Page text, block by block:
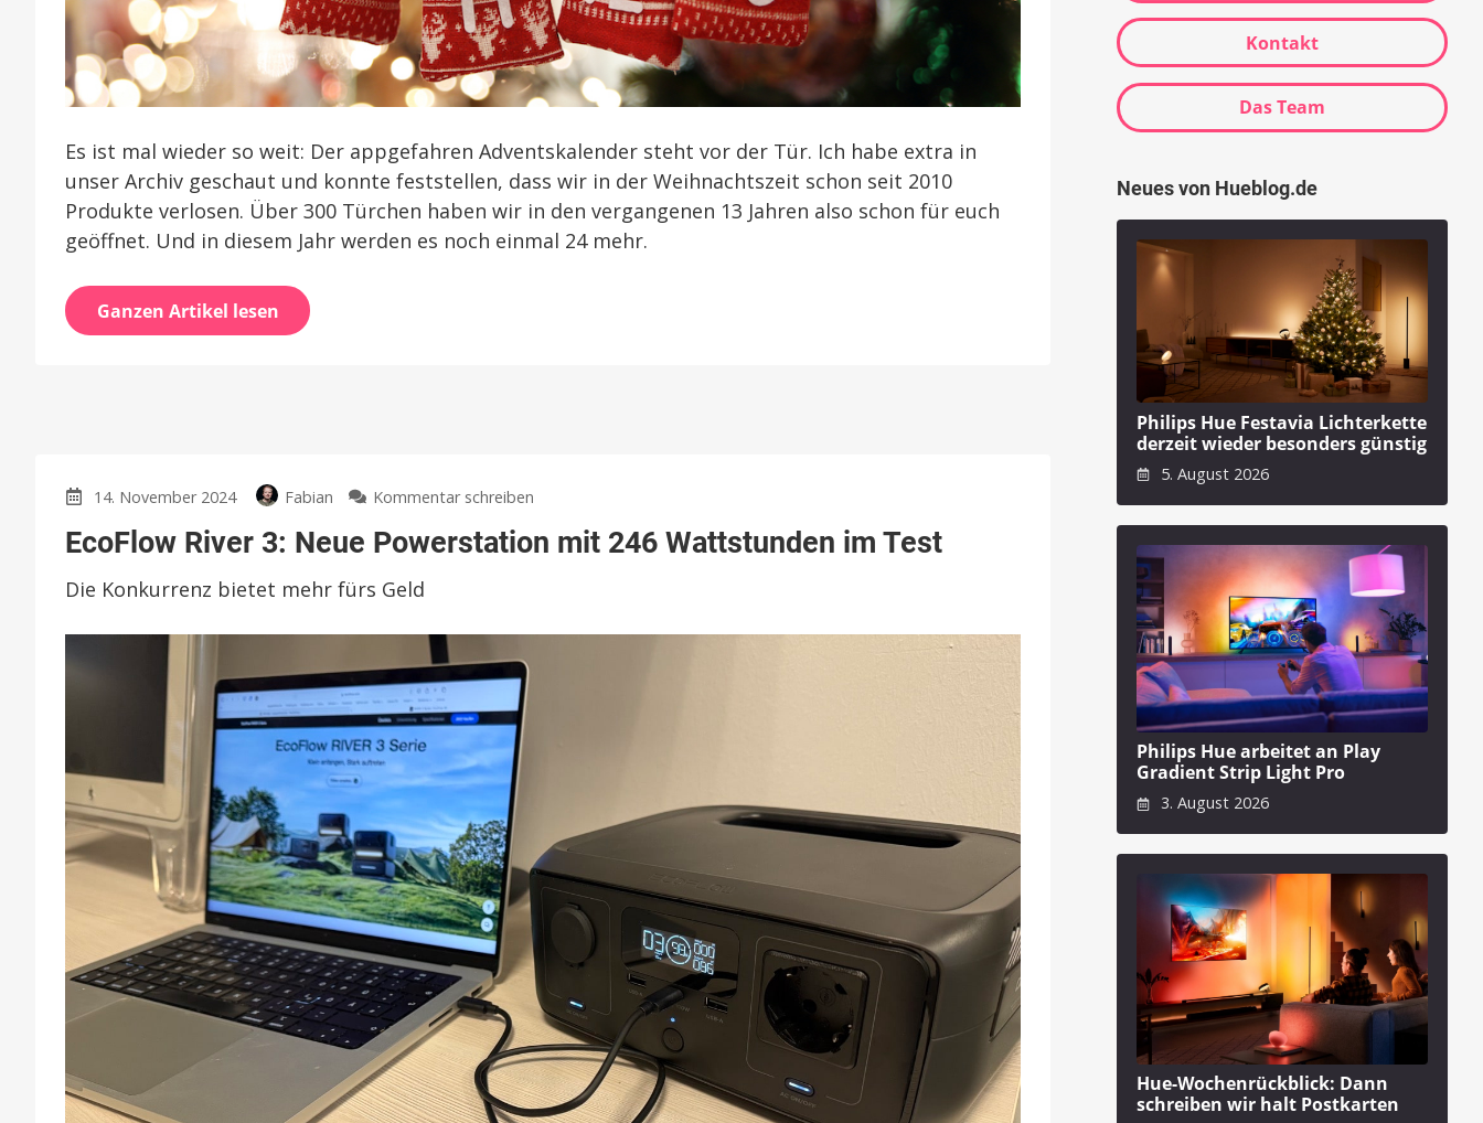
Es ist mal wieder so weit: Der appgefahren Adventskalender steht vor der Tür. Ich habe extra in
unser Archiv geschaut und konnte feststellen, dass wir in der Weihnachtszeit schon seit 2010
Produkte verlosen. Über 300 Türchen haben wir in den vergangenen 13 Jahren also schon für euch
geöffnet. Und in diesem Jahr werden es noch einmal 24 mehr.
Ganzen Artikel lesen
14. November 2024 Fabian Kommentar schreiben
River
mit
EcoFlow River 3: Neue Powerstation mit 246 Wattstunden im Test
Die Konkurrenz bietet mehr fürs Geld
Kontakt
Das Team
Neues von Hueblog.de
Philips Hue Festavia Lichterkette
derzeit wieder besonders günstig
5. August 2026
Philips Hue arbeitet an Play
Gradient Strip Light Pro
3. August 2026
Hue-Wochenrückblick: Dann
schreiben wir halt Postkarten